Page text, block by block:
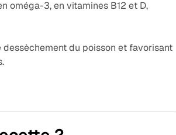
oméga-3, en vitamines B12 et D,
du poisson et favorisant